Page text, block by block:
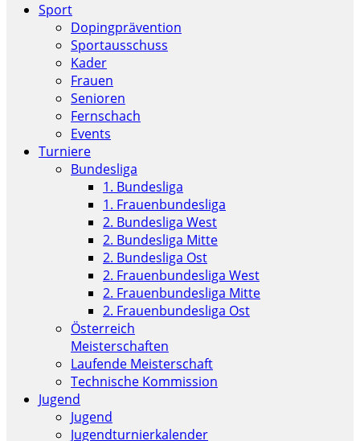
Sport
Dopingprävention
Sportausschuss
Kader
Frauen
Senioren
Fernschach
Events
Turniere
Bundesliga
1. Bundesliga
1. Frauenbundesliga
2. Bundesliga West
2. Bundesliga Mitte
2. Bundesliga Ost
2. Frauenbundesliga West
2. Frauenbundesliga Mitte
2. Frauenbundesliga Ost
Österreich
Meisterschaften
Laufende Meisterschaft
Technische Kommission
Jugend
Jugend
Jugendturnierkalender